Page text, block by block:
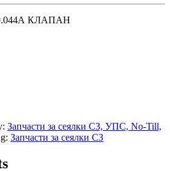
КЛАПАН
Запчасти за сеялки СЗ, УПС, No-Till,
Запчасти за сеялки СЗ